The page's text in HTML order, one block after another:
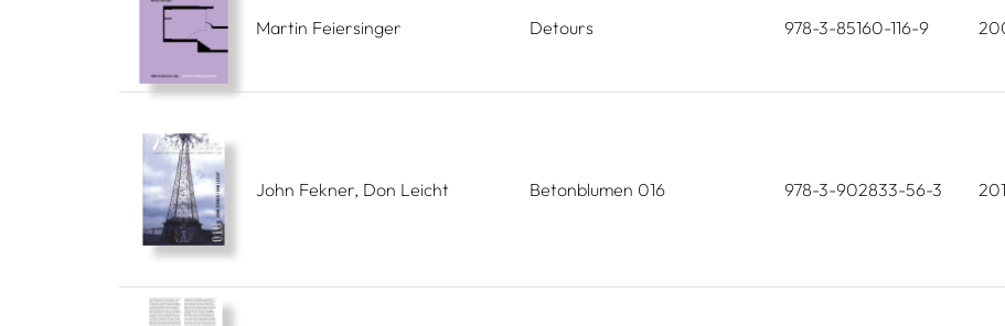
Martin Feiersinger Detours 978-3-85160-116-9
John Fekner, Don Leicht Betonblumen 016 978-3-902833-56-3